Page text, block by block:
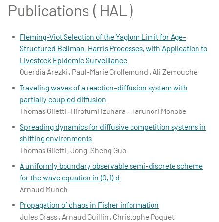
Publications ( HAL )
Fleming-Viot Selection of the Yaglom Limit for Age-
Structured Bellman-Harris Processes, with Application to
Livestock Epidemic Surveillance
Ouerdia Arezki , Paul-Marie Grollemund , Ali Zemouche
Traveling waves of a reaction-diffusion system with
partially coupled diffusion
Thomas Giletti , Hirofumi Izuhara , Harunori Monobe
Spreading dynamics for diffusive competition systems in
shifting environments
Thomas Giletti , Jong-Shenq Guo
A uniformly boundary observable semi-discrete scheme
for the wave equation in (0, 1) d
Arnaud Munch
Propagation of chaos in Fisher information
Jules Grass , Arnaud Guillin , Christophe Poquet